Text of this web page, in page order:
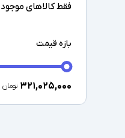
فقط کالاهای موجود
بازه قیمت
۳۲۱,۰۲۵,۰۰۰ تومان